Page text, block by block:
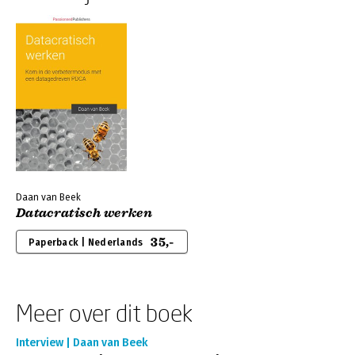
Daan van Beek
Datacratisch werken
Paperback | Nederlands 35,-
Meer over dit boek
Interview | Daan van Beek